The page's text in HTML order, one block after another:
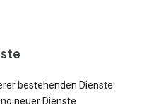
bestehenden Dienste
neuer Dienste.